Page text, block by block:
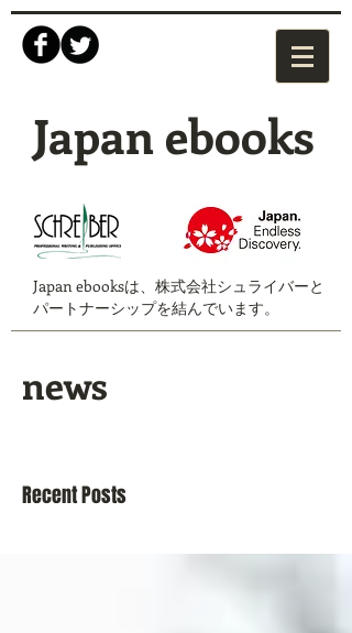
Japan ebooks
Japan ebooksは、株式会社シュライバーと
パートナーシップを結んでいます。
news
Recent Posts